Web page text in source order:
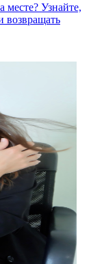
месте? Узнайте,
возвращать